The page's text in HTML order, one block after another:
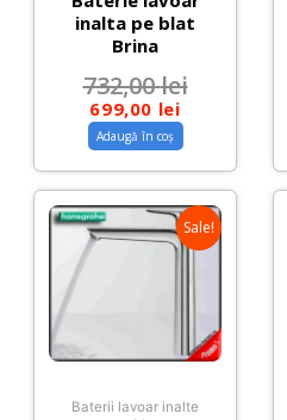
inalta pe blat
Brina
732,00lei
699,00 lei
Adaugă în coș
Sale!
Baterii lavoar inalte